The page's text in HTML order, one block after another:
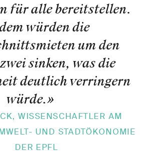
für alle bereitstellen.
würden die
um den
sinken, was die
deutlich verringern
würde.»
WISSENSCHAFTLER AM
UND STADTÖKONOMIE
DER EPFL